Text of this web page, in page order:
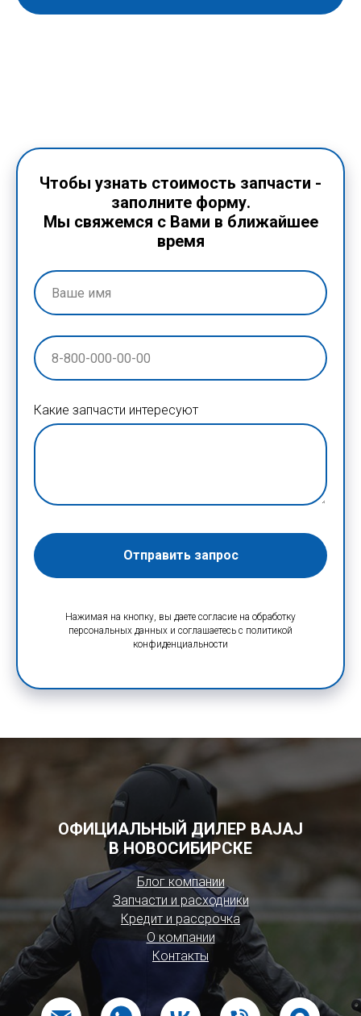
Чтобы узнать стоимость запчасти -
заполните форму.
Мы свяжемся с Вами в ближайшее
время
Какие запчасти интересуют
Отправить запрос
Нажимая на кнопку, вы даете согласие на обработку
персональных данных и соглашаетесь c политикой
конфиденциальности
ОФИЦИАЛЬНЫЙ ДИЛЕР BAJAJ
В НОВОСИБИРСКЕ
Блог компании
Запчасти и расходники
Кредит и рассрочка
О компании
Контакты